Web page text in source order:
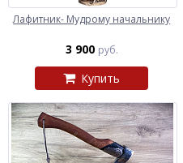
Лафитник- Мудрому начальнику
3 900 руб.
Купить